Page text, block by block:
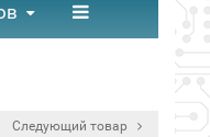
Следующий товар